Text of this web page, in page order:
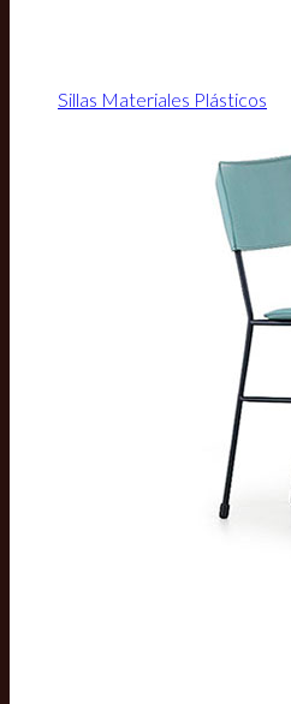
Sillas Materiales Plásticos